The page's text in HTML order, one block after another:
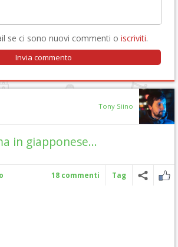
se ci sono nuovi commenti o iscriviti.
Tony Siino
in giapponese…
18 commenti Tag